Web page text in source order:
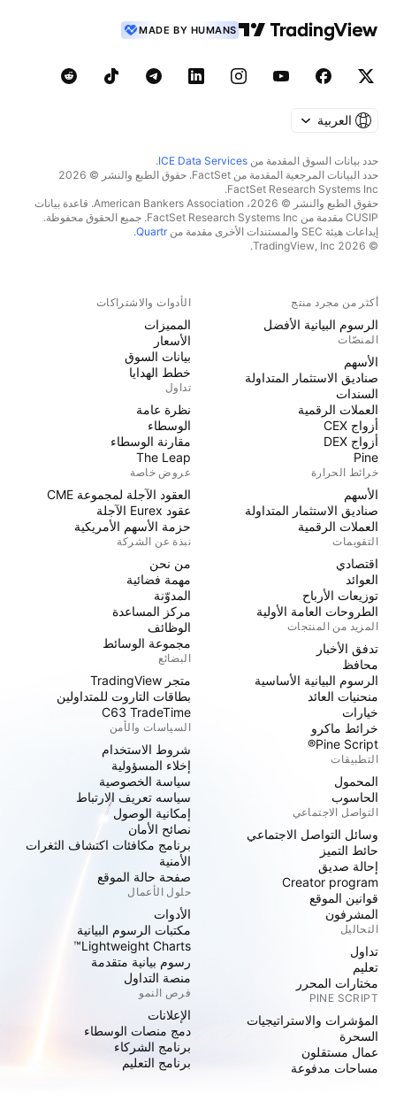
MADE BY HUMANS
العربية
حدد بيانات السوق المقدمة من ICE Data Services
.
حدد البيانات المرجعية المقدمة من FactSet. حقوق الطبع والنشر © 2026
FactSet Research Systems Inc.
حقوق الطبع والنشر © 2026، American Bankers Association. قاعدة بيانات
CUSIP مقدمة من FactSet Research Systems Inc. جميع الحقوق محفوظة.
إيداعات هيئة SEC والمستندات الأخرى مقدمة من
Quartr
.
© 2026 TradingView, Inc.
أكثر من مجرد منتج
الرسوم البيانية الأفضل
المنصّات
الأسهم
صناديق الاستثمار المتداولة
السندات
العملات الرقمية
أزواج CEX
أزواج DEX
Pine
خرائط الحرارة
الأسهم
صناديق الاستثمار المتداولة
العملات الرقمية
التقويمات
اقتصادي
العوائد
توزيعات الأرباح
الطروحات العامة الأولية
المزيد من المنتجات
تدفق الأخبار
محافظ
الرسوم البيانية الأساسية
منحنيات العائد
خيارات
خرائط ماكرو
Pine Script®
التطبيقات
المحمول
الحاسوب
التواصل الاجتماعي
وسائل التواصل الاجتماعي
حائط التميز
إحالة صديق
Creator program
قوانين الموقع
المشرفون
التحاليل
تداول
تعليم
مختارات المحرر
PINE SCRIPT
المؤشرات والاستراتيجيات
السحرة
عمال مستقلون
مساحات مدفوعة
الأدوات والاشتراكات
المميزات
الأسعار
بيانات السوق
خطط الهدايا
تداول
نظرة عامة
الوسطاء
مقارنة الوسطاء
The Leap
عروض خاصة
العقود الآجلة لمجموعة CME
عقود Eurex الآجلة
حزمة الأسهم الأمريكية
نبذة عن الشركة
من نحن
مهمة فضائية
المدوّنة
مركز المساعدة
الوظائف
مجموعة الوسائط
البضائع
متجر TradingView
بطاقات التاروت للمتداولين
C63 TradeTime
السياسات والأمن
شروط الاستخدام
إخلاء المسؤولية
سياسة الخصوصية
سياسه تعريف الارتباط
إمكانية الوصول
نصائح الأمان
برنامج مكافئات اكتشاف الثغرات
الأمنية
صفحة حالة الموقع
حلول الأعمال
الأدوات
مكتبات الرسوم البيانية
Lightweight Charts™
رسوم بيانية متقدمة
منصة التداول
فرص النمو
الإعلانات
دمج منصات الوسطاء
برنامج الشركاء
برنامج التعليم